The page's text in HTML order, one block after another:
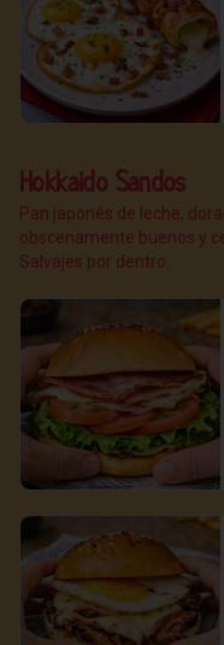
Hokkaido Sandos
Pan japonés de leche,
obscenamente buenos y
Salvajes por dentro.